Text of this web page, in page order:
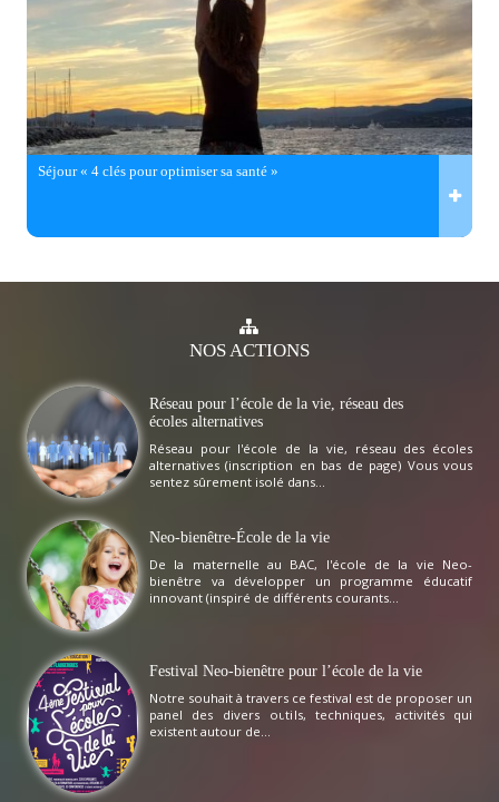
Séjour « 4 clés pour optimiser sa santé »
NOSACTIONS
Réseau pour l’école de la vie, réseau des
écoles alternatives
Réseau pour l'école de la vie, réseau des écoles
alternatives (inscription en bas de page) Vous vous
sentez sûrement isolé dans...
Neo-bienêtre-École de la vie
De la maternelle au BAC, l'école de la vie Neo-
bienêtre va développer un programme éducatif
innovant (inspiré de différents courants...
Festival Neo-bienêtre pour l’école de la vie
Notre souhait à travers ce festival est de proposer un
panel des divers outils, techniques, activités qui
existent autour de...